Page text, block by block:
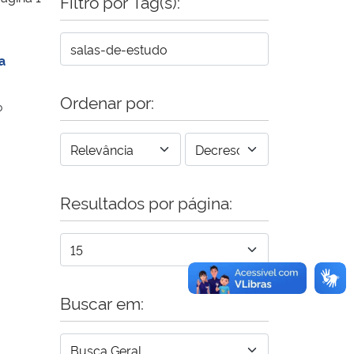
Ordenar por:
Resultados por página:
Buscar em: